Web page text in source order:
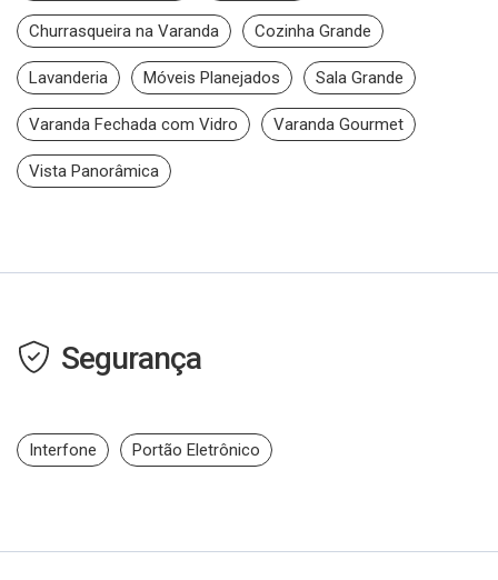
Churrasqueira na Varanda Cozinha Grande
Lavanderia Móveis Planejados Sala Grande
Varanda Fechada com Vidro Varanda Gourmet
Vista Panorâmica
Segurança
Interfone Portão Eletrônico